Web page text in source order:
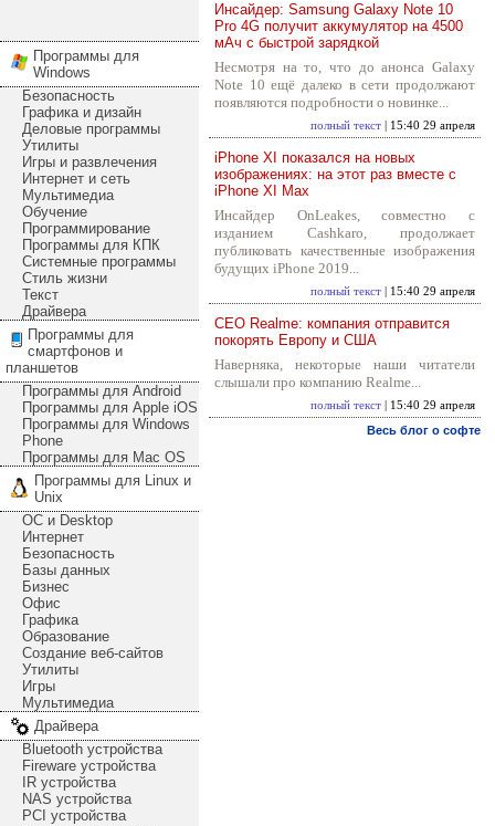
Программы для
Windows
Безопасность
Графика и дизайн
Деловые программы
Утилиты
Игры и развлечения
Интернет и сеть
Мультимедиа
Обучение
Программирование
Программы для КПК
Системные программы
Стиль жизни
Текст
Драйвера
Программы для
смартфонов и
планшетов
Программы для Android
Программы для Apple iOS
Программы для Windows
Phone
Программы для Mac OS
Программы для Linux и
Unix
ОС и Desktop
Интернет
Безопасность
Базы данных
Бизнес
Офис
Графика
Образование
Создание веб-сайтов
Утилиты
Игры
Мультимедиа
Драйвера
Bluetooth устройства
Fireware устройства
IR устройства
NAS устройства
PCI устройства
Инсайдер: Samsung Galaxy Note 10
Pro 4G получит аккумулятор на 4500
мАч с быстрой зарядкой
Несмотря на то, что до анонса Galaxy
Note 10 ещё далеко в сети продолжают
появляются подробности о новинке...
полный текст | 15:40 29 апреля
iPhone XI показался на новых
изображениях: на этот раз вместе с
iPhone XI Max
Инсайдер OnLeakes, совместно с
изданием Cashkaro, продолжает
публиковать качественные изображения
будущих iPhone 2019...
полный текст | 15:40 29 апреля
CEO Realme: компания отправится
покорять Европу и США
Наверняка, некоторые наши читатели
слышали про компанию Realme...
полный текст | 15:40 29 апреля
Весь блог о софте